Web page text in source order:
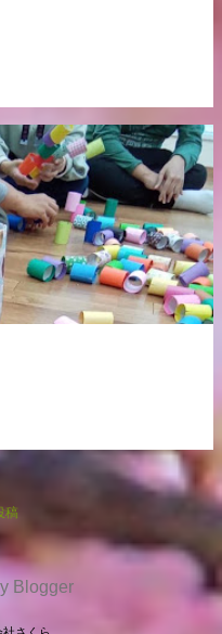
稿
Blogger